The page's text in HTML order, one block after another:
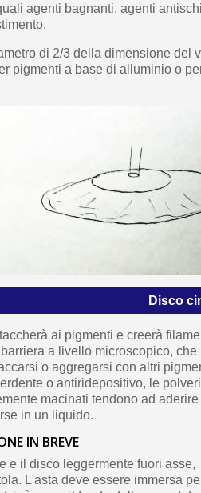
agenti bagnanti, agenti
di 2/3 della dimensione del
pigmenti a base di alluminio o
Disco
ai pigmenti e creerà
a livello microscopico, che
o aggregarsi con altri
o antiridepositivo, le
macinati tendono ad
in un liquido.
IN BREVE
e il disco leggermente fuori asse,
L'asta deve essere immersa